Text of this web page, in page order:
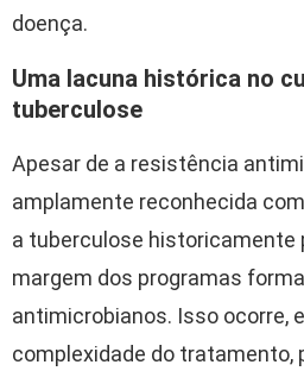
doença.
Uma lacuna histórica no
tuberculose
Apesar de a resistência
amplamente reconhecida
a tuberculose historicamente
margem dos programas
antimicrobianos. Isso ocorre,
complexidade do tratamento,